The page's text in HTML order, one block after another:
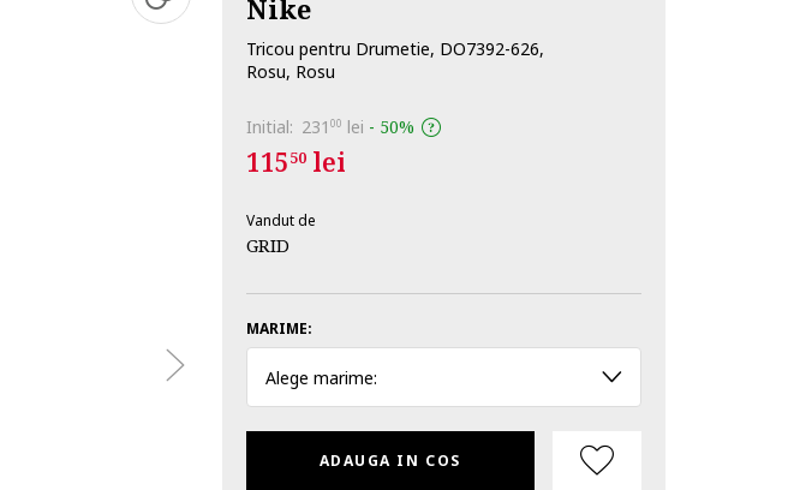
Nike
Tricou pentru Drumetie, DO7392-626,
Rosu, Rosu
Initial: 231 00 lei - 50%
11550lei
Vandut de
GRID
MARIME:
Alege marime:
ADAUGA IN COS